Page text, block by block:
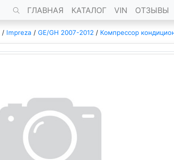
ГЛАВНАЯ КАТАЛОГ VIN ОТЗЫВЫ
/ Impreza / GE/GH 2007-2012 / Компрессор